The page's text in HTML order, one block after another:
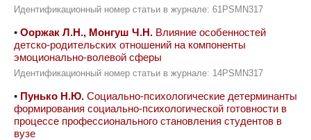
Идентификационный номер статьи в журнале: 61PSMN317
• Ооржак Л.Н., Монгуш Ч.Н. Влияние особенностей
детско-родительских отношений на компоненты
эмоционально-волевой сферы
Идентификационный номер статьи в журнале: 14PSMN317
• Пунько Н.Ю. Социально-психологические детерминанты
формирования социально-психологической готовности в
процессе профессионального становления студентов в
вузе